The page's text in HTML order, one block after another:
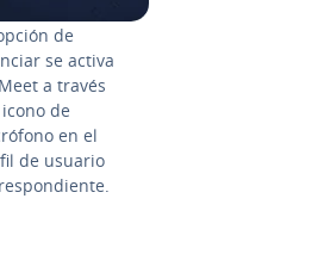
de
se activa
a través
de
en el
de usuario